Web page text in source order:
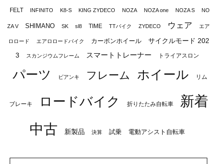
FELT INFINITO K8-S KING ZYDECO NOZA NOZA one NOZA S NO
ZA V SHIMANO SK sl8 TIME TTバイク ZYDECO ウェア エア
ロロード エアロロードバイク カーボンホイール
サイクルモード 202
3
スカンジウムフレーム スマートトレーナー トライアスロン
パーツ ビアンキ フレーム ホイール リム
ブレーキ ロードバイク 折りたたみ自転車
新着
中古
新製品 決算 試乗 電動アシスト自転車